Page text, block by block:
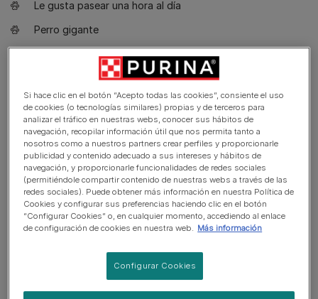
Le gusta pasear una hora al día
Perro gigante
Un poco de baba
Requiere aseo cada dos días
Raza no hipoalergénica
Perro expresivo y ladrador
Perro guardián. Ladra, está alerta y tiene aspecto
protector
Puede necesitar entrenamiento para vivir con otras
mascotas
Puede necesitar supervisión adicional para convivir con
Si hace clic en el botón “Acepto todas las cookies”, consiente el uso
de cookies (o tecnologías similares) propias y de terceros para
analizar el tráfico en nuestras webs, conocer sus hábitos de
navegación, recopilar información útil que nos permita tanto a
nosotros como a nuestros partners crear perfiles y proporcionarle
publicidad y contenido adecuado a sus intereses y hábitos de
navegación, y proporcionarle funcionalidades de redes sociales
(permitiéndole compartir contenido de nuestras webs a través de las
redes sociales). Puede obtener más información en nuestra Política de
Cookies y configurar sus preferencias haciendo clic en el botón
“Configurar Cookies” o, en cualquier momento, accediendo al enlace
de configuración de cookies en nuestra web. Más información
Configurar Cookies